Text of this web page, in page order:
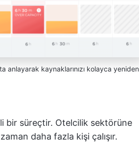
anlayarak kaynaklarınızı kolayca yeniden
bir süreçtir. Otelcilik sektörüne
daha fazla kişi çalışır.